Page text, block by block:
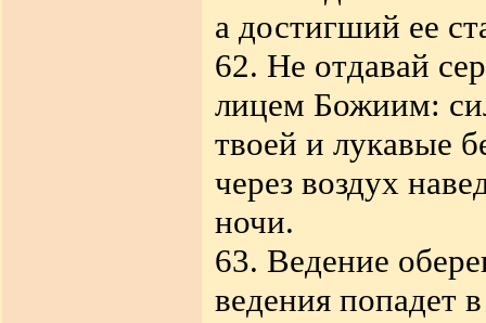
а достигший ее
62. Не отдавай
лицем Божиим:
твоей и лукавые
через воздух
ночи.
63. Ведение
ведения попадет